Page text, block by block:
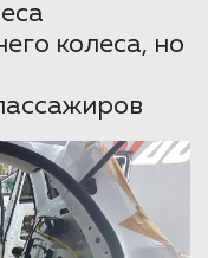
колеса, но